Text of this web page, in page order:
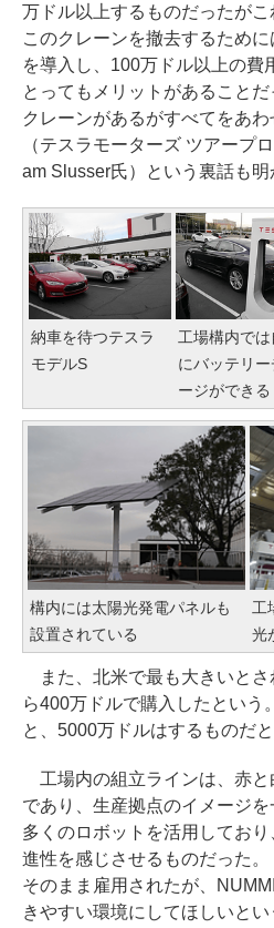
万ドル以上するものだったがこ
このクレーンを撤去するため
を導入し、100万ドル以上の費
とってもメリットがあること
クレーンがあるがすべてをあわ
（テスラモーターズ ツアープ
am Slusser氏）という裏話も明
納車を待つテスラ
モデルS
工場構内では
にバッテリー
ージができる
構内には太陽光発電パネルも
設置されている
工
光
また、北米で最も大きいとさ
ら400万ドルで購入したという
と、5000万ドルはするものだと
工場内の組立ラインは、赤と
であり、生産拠点のイメージ
多くのロボットを活用してお
進性を感じさせるものだった
そのまま雇用されたが、
きやすい環境にしてほしいと